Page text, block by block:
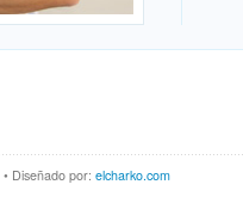
• Diseñado por: elcharko.com